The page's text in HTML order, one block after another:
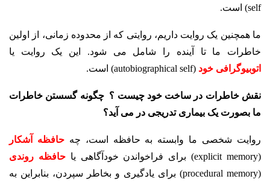
self) است.
ما همچنین یک روایت داریم، روایتی که از محدوده زمانی، از اولین
خاطرات ما تا آینده را شامل می شود. این یک روایت یا
اتوبیوگرافی خود (autobiographical self) است.
نقش خاطرات در ساخت خود چیست ؟ چگونه گسستن خاطرات
ما بصورت یک بیماری تدریجی در می آید؟
روایت شخصی ما وابسته به حافظه است، چهحافظه آشکار
(explicit memory) برای فراخواندن خودآگاهی یا
حافظه روندی
(procedural memory) برای یادگیری و بخاطر سپردن، بنابراین به